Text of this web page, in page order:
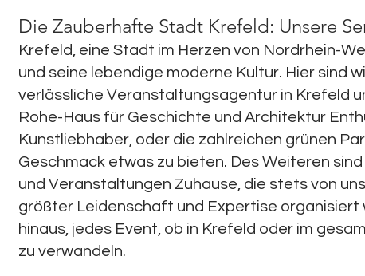
Die Zauberhafte Stadt Krefeld: Unsere
Krefeld, eine Stadt im Herzen von Nordrhein-
und seine lebendige moderne Kultur. Hier sind
verlässliche Veranstaltungsagentur in Krefeld
Rohe-Haus für Geschichte und Architektur
Kunstliebhaber, oder die zahlreichen grünen
Geschmack etwas zu bieten. Des Weiteren
und Veranstaltungen Zuhause, die stets von
größter Leidenschaft und Expertise organisiert
hinaus, jedes Event, ob in Krefeld oder im
zu verwandeln.